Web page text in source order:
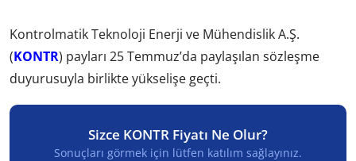
Kontrolmatik Teknoloji Enerji ve Mühendislik A.Ş.
(KONTR) payları 25 Temmuz’da paylaşılan sözleşme
duyurusuyla birlikte yükselişe geçti.
Sizce KONTR Fiyatı Ne Olur?
Sonuçları görmek için lütfen katılım sağlayınız.